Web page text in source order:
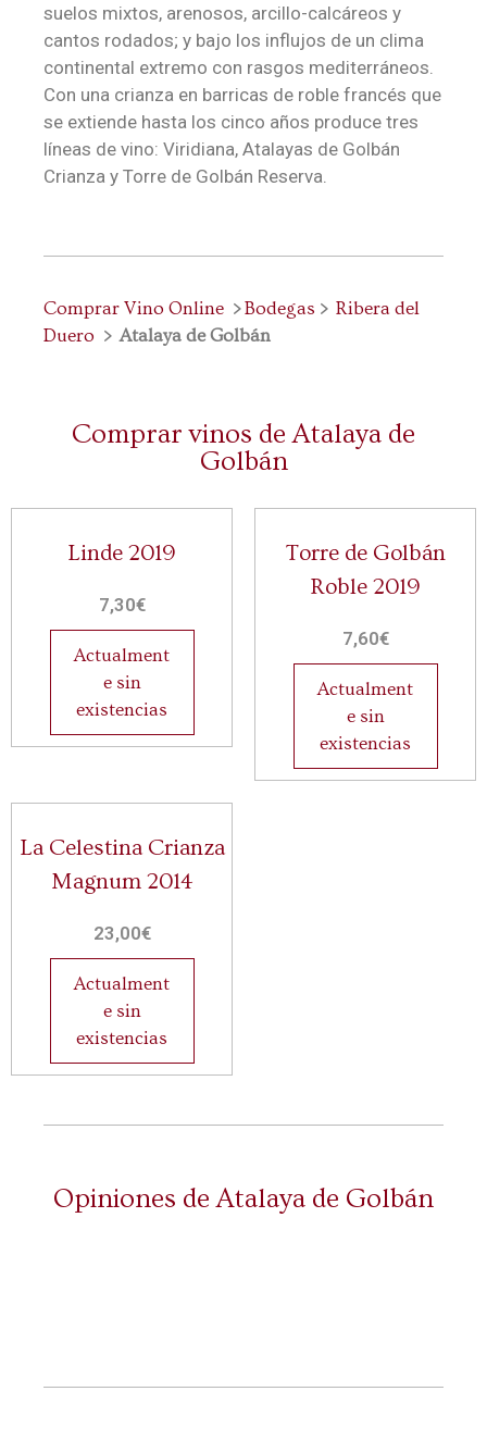
suelos mixtos, arenosos, arcillo-calcáreos y
cantos rodados; y bajo los influjos de un clima
continental extremo con rasgos mediterráneos.
Con una crianza en barricas de roble francés que
se extiende hasta los cinco años produce tres
líneas de vino: Viridiana, Atalayas de Golbán
Crianza y Torre de Golbán Reserva.
Comprar Vino Online >Bodegas > Ribera del
Duero > Atalaya de Golbán
Comprar vinos de Atalaya de
Golbán
Linde 2019
7,30€
Actualment
e sin
existencias
Torre de Golbán
Roble 2019
7,60€
Actualment
e sin
existencias
La Celestina Crianza
Magnum 2014
23,00€
Actualment
e sin
existencias
Opiniones de Atalaya de Golbán